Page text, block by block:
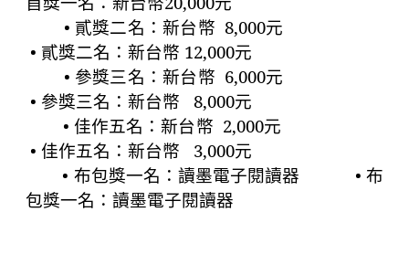
• 貳獎二名：新台幣 8,000元
• 貳獎二名：新台幣 12,000元
• 參獎三名：新台幣 6,000元
• 參獎三名：新台幣 8,000元
• 佳作五名：新台幣 2,000元
• 佳作五名：新台幣 3,000元
• 布包獎一名：讀墨電子閱讀器
• 布
包獎一名：讀墨電子閱讀器